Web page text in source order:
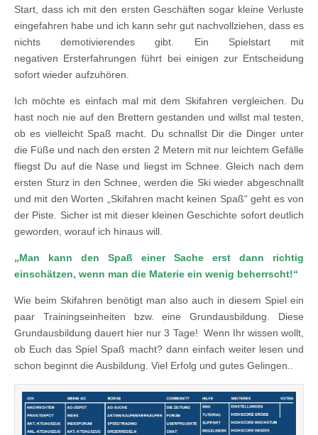
Start, dass ich mit den ersten Geschäften sogar kleine Verluste
eingefahren habe und ich kann sehr gut nachvollziehen, dass es
nichts demotivierendes gibt. Ein Spielstart mit
negativen Ersterfahrungen führt bei einigen zur Entscheidung
sofort wieder aufzuhören.
Ich möchte es einfach mal mit dem Skifahren vergleichen. Du
hast noch nie auf den Brettern gestanden und willst mal testen,
ob es vielleicht Spaß macht. Du schnallst Dir die Dinger unter
die Füße und nach den ersten 2 Metern mit nur leichtem Gefälle
fliegst Du auf die Nase und liegst im Schnee. Gleich nach dem
ersten Sturz in den Schnee, werden die Ski wieder abgeschnallt
und mit den Worten „Skifahren macht keinen Spaß“ geht es von
der Piste. Sicher ist mit dieser kleinen Geschichte sofort deutlich
geworden, worauf ich hinaus will.
„Man kann den Spaß einer Sache erst dann richtig
einschätzen, wenn man die Materie ein wenig beherrscht!“
Wie beim Skifahren benötigt man also auch in diesem Spiel ein
paar Trainingseinheiten bzw. eine Grundausbildung. Diese
Grundausbildung dauert hier nur 3 Tage! Wenn Ihr wissen wollt,
ob Euch das Spiel Spaß macht? dann einfach weiter lesen und
schon beginnt die Ausbildung. Viel Erfolg und gutes Gelingen..